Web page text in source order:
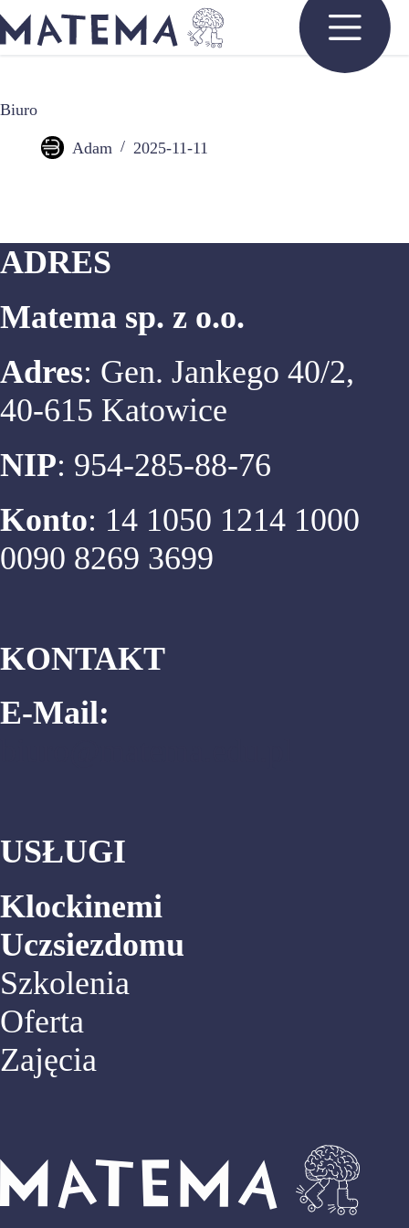
do
treści
Biuro
Adam 2025-11-11
ADRES
Matema sp. z o.o.
Adres: Gen. Jankego 40/2,
40-615 Katowice
NIP: 954-285-88-76
Konto: 14 1050 1214 1000
0090 8269 3699
KONTAKT
E-Mail:
USŁUGI
Klockinemi
Uczsiezdomu
Szkolenia
Oferta
Zajęcia